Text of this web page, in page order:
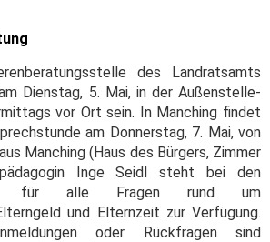
des Landratsamts
Dienstag, 5. Mai, in der Außenstelle-
vor Ort sein. In Manching findet
am Donnerstag, 7. Mai, von
Manching (Haus des Bürgers, Zimmer
Inge Seidl steht bei den
für alle Fragen rund um
und Elternzeit zur Verfügung.
oder Rückfragen sind